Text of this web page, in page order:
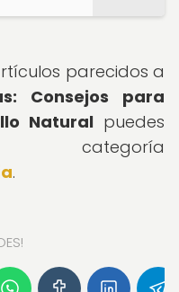
parecidos a
Consejos para
Natural puedes
.